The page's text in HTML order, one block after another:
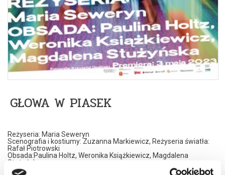
GŁOWA W PIASEK
Reżyseria: Maria Seweryn
Scenografia i kostiumy: Zuzanna Markiewicz, Reżyseria światła:
Rafał Piotrowski
Obsada:Paulina Holtz, Weronika Książkiewicz, Magdalena
Stużyńska
Data premiery: 03 maja 2023